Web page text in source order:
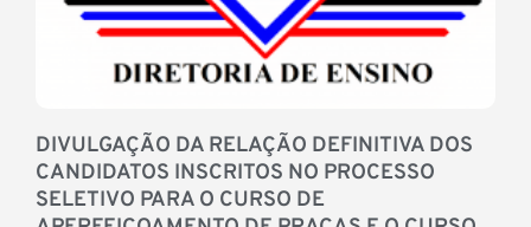
DIVULGAÇÃO DA RELAÇÃO DEFINITIVA DOS
CANDIDATOS INSCRITOS NO PROCESSO
SELETIVO PARA O CURSO DE